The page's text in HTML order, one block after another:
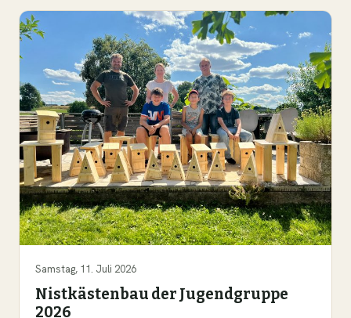
Samstag, 11. Juli 2026
Nistkästenbau der Jugendgruppe
2026